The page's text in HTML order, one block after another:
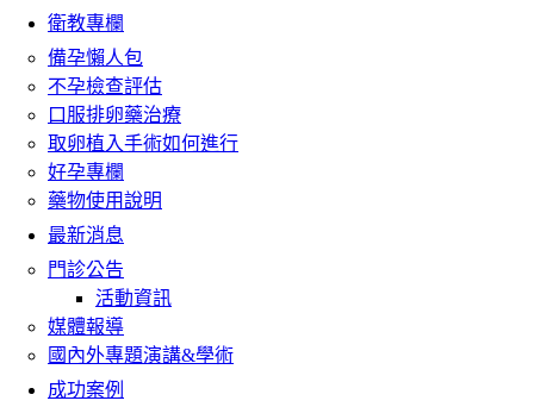
衛教專欄
備孕懶人包
不孕檢查評估
口服排卵藥治療
取卵植入手術如何進行
好孕專欄
藥物使用說明
最新消息
門診公告
活動資訊
媒體報導
國內外專題演講&學術
成功案例